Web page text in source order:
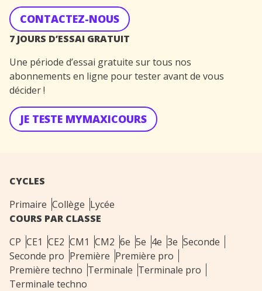
CONTACTEZ-NOUS
7 JOURS D’ESSAI GRATUIT
Une période d’essai gratuite sur tous nos
abonnements en ligne pour tester avant de vous
décider !
JE TESTE MYMAXICOURS
CYCLES
Primaire Collège Lycée
COURS PAR CLASSE
CP CE1 CE2 CM1 CM2 6e 5e 4e 3e Seconde
Seconde pro Première Première pro
Première techno Terminale Terminale pro
Terminale techno